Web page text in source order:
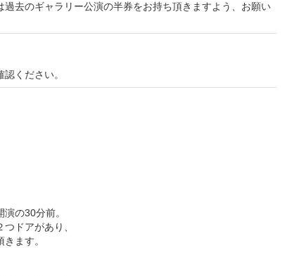
去のギャラリー公演の半券をお持ち頂きますよう、お願い
ください。
の30分前。
ドアがあり、
ます。